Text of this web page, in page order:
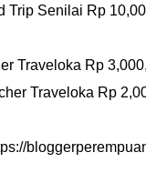
Trip Senilai Rp
Traveloka Rp
Traveloka Rp